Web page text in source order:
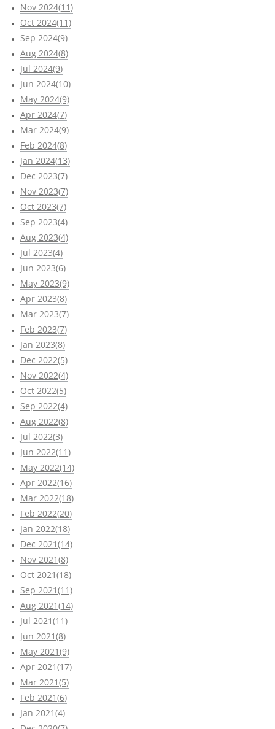
Nov 2024(11)
Oct 2024(11)
Sep 2024(9)
Aug 2024(8)
Jul 2024(9)
Jun 2024(10)
May 2024(9)
Apr 2024(7)
Mar 2024(9)
Feb 2024(8)
Jan 2024(13)
Dec 2023(7)
Nov 2023(7)
Oct 2023(7)
Sep 2023(4)
Aug 2023(4)
Jul 2023(4)
Jun 2023(6)
May 2023(9)
Apr 2023(8)
Mar 2023(7)
Feb 2023(7)
Jan 2023(8)
Dec 2022(5)
Nov 2022(4)
Oct 2022(5)
Sep 2022(4)
Aug 2022(8)
Jul 2022(3)
Jun 2022(11)
May 2022(14)
Apr 2022(16)
Mar 2022(18)
Feb 2022(20)
Jan 2022(18)
Dec 2021(14)
Nov 2021(8)
Oct 2021(18)
Sep 2021(11)
Aug 2021(14)
Jul 2021(11)
Jun 2021(8)
May 2021(9)
Apr 2021(17)
Mar 2021(5)
Feb 2021(6)
Jan 2021(4)